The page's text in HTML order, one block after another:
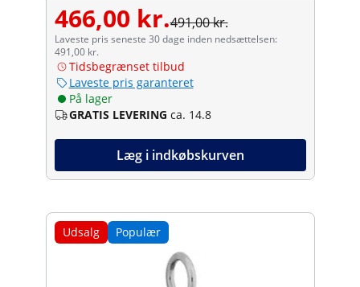
466,00 kr.491,00 kr.
Laveste pris seneste 30 dage inden nedsættelsen:
491,00 kr.
Tidsbegrænset tilbud
Laveste pris garanteret
På lager
GRATIS LEVERING ca. 14.8
Læg i indkøbskurven
Udsalg Populær